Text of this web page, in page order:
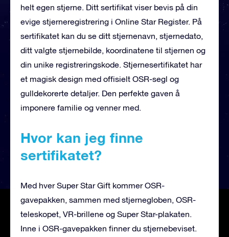
helt egen stjerne. Ditt sertifikat viser bevis på din
evige stjerneregistrering i Online Star Register. På
sertifikatet kan du se ditt stjernenavn, stjernedato,
ditt valgte stjernebilde, koordinatene til stjernen og
din unike registreringskode. Stjernesertifikatet har
et magisk design med offisielt OSR-segl og
gulldekorerte detaljer. Den perfekte gaven å
imponere familie og venner med.
Hvor kan jeg finne
sertifikatet?
Med hver Super Star Gift kommer OSR-
gavepakken, sammen med stjernegloben, OSR-
teleskopet, VR-brillene og Super Star-plakaten.
Inne i OSR-gavepakken finner du stjernebeviset.